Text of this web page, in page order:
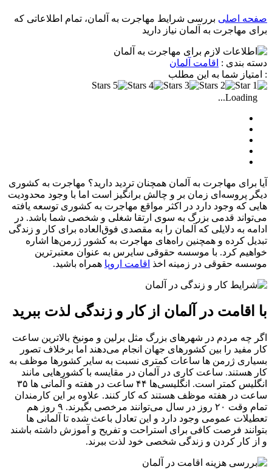
صفحه اصلی بررسی شرایط مهاجرت به آلمان، تمام اطلاعاتی که
برای مهاجرت به آلمان نیاز دارید
دسته بندی : اقامت آلمان
: امتیاز شما به این مطلب
Loading...
آیا برای مهاجرت به آلمان همچنان تردید دارید؟ مهاجرت به کشوری
دیگر پروسه‌ای زمان بر و چالش برانگیز است اما با وجود محدودیت
هایی که وجود دارد در اکثر مواقع مهاجرت به کشوری توسعه یافته
می‌تواند قدمی بزرگ به سوی ارتقا شغلی و شخصی شما باشد. در
ادامه به دلایلی که آلمان را به مقصدی فوق‌العاده برای کار و زندگی
تبدیل کرده و همچنین راه‌های مهاجرت به کشور ژرمن‌ها اشاره
خواهیم کرد. با موسسه حقوقی سایرس به عنوان معتبرترین
موسسه حقوقی در زمینه اخذ اقامت اروپا همراه باشید.
با اقامت در آلمان از کار و زندگی لذت ببرید
اگر چه مردم در شهرهای بزرگ مثل برلین و مونیخ بالاترین ساعت
کار مفید را بین کشورهای جهان انجام می‌دهند اما برخلاف تصور
بسیاری ژرمن ها ساعات کمتری نسبت به سایر کشورها موظف به
کار هستند. ساعت کاری در آلمان در مقایسه با کشورهایی مانند
انگلیس کمتر است. انگلیسی‌ها ۴۴ ساعت در هفته و آلمانی ها ۳۵
ساعت در هفته موظف هستند که کار کنند. علاوه بر این کارمندان
تمام وقت ۲۰ روز در سال می‌توانند مرخصی بگیرند. ۹ روز هم
تعطیلات عمومی وجود دارد و این تعادل باعث شده تا آلمانی ها
بتوانند فرصت کافی برای استراحت و تفریح و آموزش داشته باشند
و از کار کردن و زندگی شخصی خود لذت ببرند.